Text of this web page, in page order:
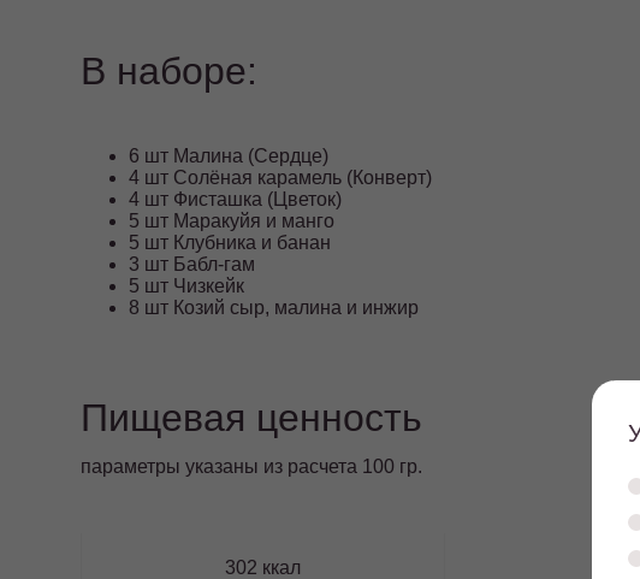
В наборе:
6 шт Малина (Сердце)
4 шт Солёная карамель (Конверт)
4 шт Фисташка (Цветок)
5 шт Маракуйя и манго
5 шт Клубника и банан
3 шт Бабл-гам
5 шт Чизкейк
8 шт Козий сыр, малина и инжир
Пищевая ценность
параметры указаны из расчета 100 гр.
302 ккал
5.3